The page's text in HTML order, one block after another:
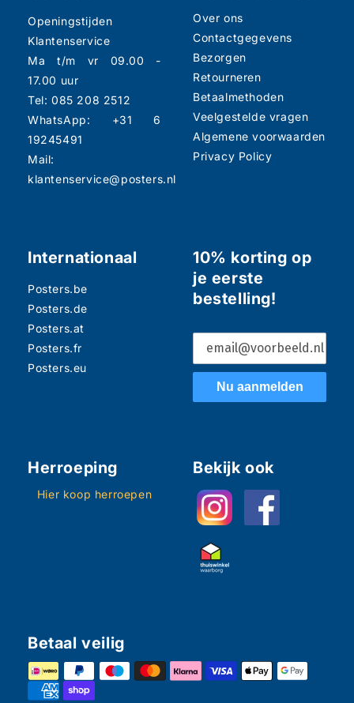
Openingstijden
Klantenservice
Ma t/m vr 09.00 -
17.00 uur
Tel: 085 208 2512
WhatsApp: +31 6
19245491
Mail:
klantenservice@posters.nl
Over ons
Contactgegevens
Bezorgen
Retourneren
Betaalmethoden
Veelgestelde vragen
Algemene voorwaarden
Privacy Policy
Internationaal
Posters.be
Posters.de
Posters.at
Posters.fr
Posters.eu
10% korting op
je eerste
bestelling!
Nu aanmelden
Herroeping
Hier koop herroepen
Bekijk ook
Betaal veilig